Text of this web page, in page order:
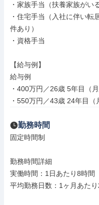
・家族手当（扶養家族がい
・住宅手当（入社に伴い
件あり）
・資格手当
【給与例】
給与例
・400万円／26歳 5年目（
・550万円／43歳 24年目（
勤務時間
固定時間制
勤務時間詳細
実働時間：1日あたり8時間
平均勤務日数：1ヶ月あた